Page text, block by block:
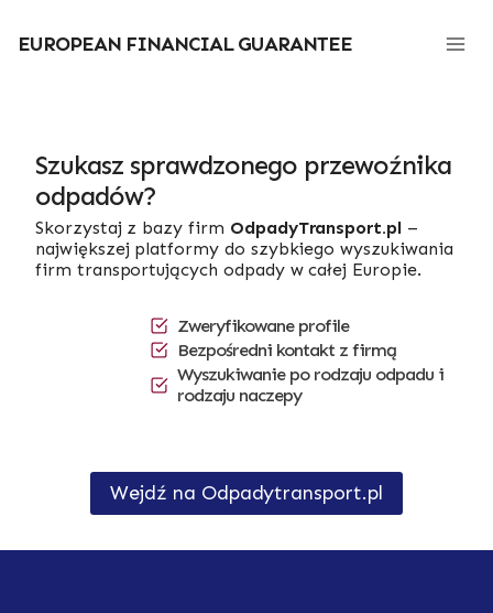
treści
EUROPEAN FINANCIAL GUARANTEE
Szukasz sprawdzonego przewoźnika
odpadów?
Skorzystaj z bazy firm OdpadyTransport.pl–
największej platformy do szybkiego wyszukiwania
firm transportujących odpady w całej Europie.
Zweryfikowane profile
Bezpośredni kontakt z firmą
Wyszukiwanie po rodzaju odpadu i
rodzaju naczepy
Wejdź na Odpadytransport.pl